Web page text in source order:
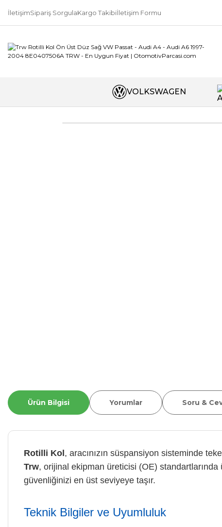
İletişimSipariş SorgulaKargo Takibiİletişim Formu
VOLKSWAGEN
Ürün Bilgisi Yorumlar Soru &
Rotilli Kol, aracınızın süspansiyon sisteminde
Trw, orijinal ekipman üreticisi (OE) standartlarında
güvenliğinizi en üst seviyeye taşır.
Teknik Bilgiler ve Uyumluluk